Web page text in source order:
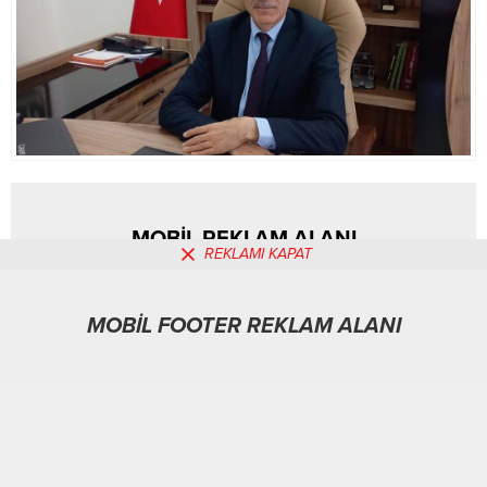
aldı. Gençlerin edebiyata...
MOBİL REKLAM ALANI
REKLAMI KAPAT
MOBİL FOOTER REKLAM ALANI